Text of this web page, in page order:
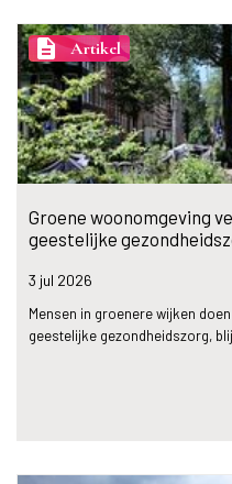
description Artikel
Groene woonomgeving
geestelijke
3 jul 2026
Mensen in groenere wijken
geestelijke gezondheidszorg,